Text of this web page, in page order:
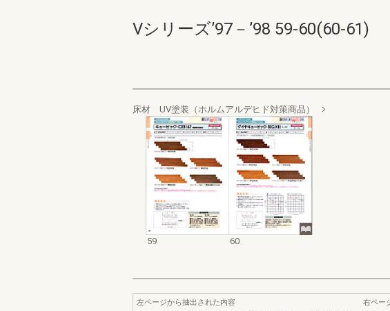
Vシリーズ’97－’98 59-60(60-61)
床材 UV塗装（ホルムアルデヒド対策商品）
59 60
左ページから抽出された内容
右ペー